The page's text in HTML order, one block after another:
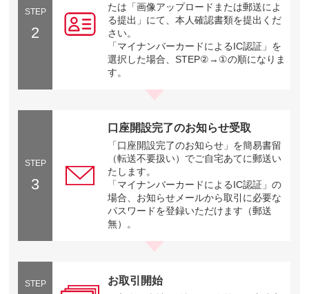
STEP
2
たは「画像アップロードまたは郵送によ
る提出」にて、本人確認書類を提出くだ
さい。
「マイナンバーカードによるIC認証」を
選択した場合、STEP②→①の順になりま
す。
STEP
3
口座開設完了のお知らせ受取
「口座開設完了のお知らせ」を簡易書留
（転送不要扱い）でご自宅あてに郵送い
たします。
「マイナンバーカードによるIC認証」の
場合、お知らせメールから取引に必要な
パスワードを登録いただけます（郵送
無）。
STEP お取引開始